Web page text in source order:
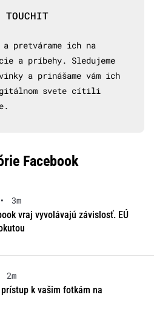
pretvárame ich na
a príbehy. Sledujeme
a prinášame vám ich
svete cítili
Facebook
•
3m
vraj vyvolávajú závislosť. EÚ
2m
k vašim fotkám na